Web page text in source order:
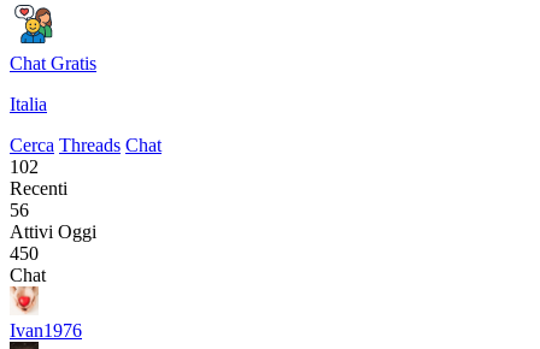
Chat Gratis
Italia
Cerca Threads Chat
102
Recenti
56
Attivi Oggi
450
Chat
Ivan1976